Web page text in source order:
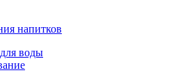
напитков
воды